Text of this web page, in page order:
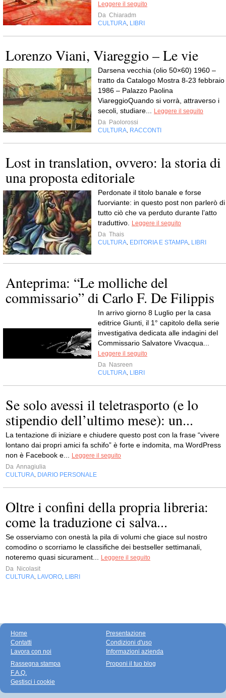
Leggere il seguito
Da Chiaradm
CULTURA LIBRI
Lorenzo Viani, Viareggio – Le vie
Darsena vecchia (olio 50×60) 1960 –
tratto da Catalogo Mostra 8-23 febbraio
1986 – Palazzo Paolina
ViareggioQuando si vorrà, attraverso i
secoli, studiare...
Leggere il seguito
Da Paolorossi
CULTURA RACCONTI
Lost in translation, ovvero: la storia di
una proposta editoriale
Perdonate il titolo banale e forse
fuorviante: in questo post non parlerò di
tutto ciò che va perduto durante l’atto
traduttivo.
Leggere il seguito
Da Thais
CULTURA EDITORIA E STAMPA LIBRI
Anteprima: “Le molliche del
commissario” di Carlo F. De Filippis
In arrivo giorno 8 Luglio per la casa
editrice Giunti, il 1° capitolo della serie
investigativa dedicata alle indagini del
Commissario Salvatore Vivacqua...
Leggere il seguito
Da Nasreen
CULTURA LIBRI
Se solo avessi il teletrasporto (e lo
stipendio dell’ultimo mese): un...
La tentazione di iniziare e chiudere questo post con la frase “vivere
lontano dai propri amici fa schifo” è forte e indomita, ma WordPress
non è Facebook e...
Leggere il seguito
Da Annagiulia
CULTURA DIARIO PERSONALE
Oltre i confini della propria libreria:
come la traduzione ci salva...
Se osserviamo con onestà la pila di volumi che giace sul nostro
comodino o scorriamo le classifiche dei bestseller settimanali,
noteremo quasi sicurament...
Leggere il seguito
Da Nicolasit
CULTURA LAVORO LIBRI
Home
Contatti
Lavora con noi
Presentazione
Condizioni d'uso
Informazioni azienda
Rassegna stampa
F.A.Q.
Gestisci i cookie
Proponi il tuo blog